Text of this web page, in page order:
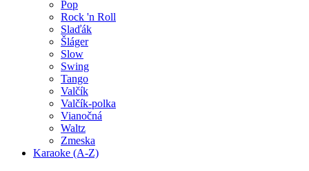
Pop
Rock 'n Roll
Slaďák
Šláger
Slow
Swing
Tango
Valčík
Valčík-polka
Vianočná
Waltz
Zmeska
Karaoke (A-Z)